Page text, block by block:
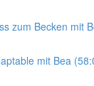
zum Becken mit
mit Bea